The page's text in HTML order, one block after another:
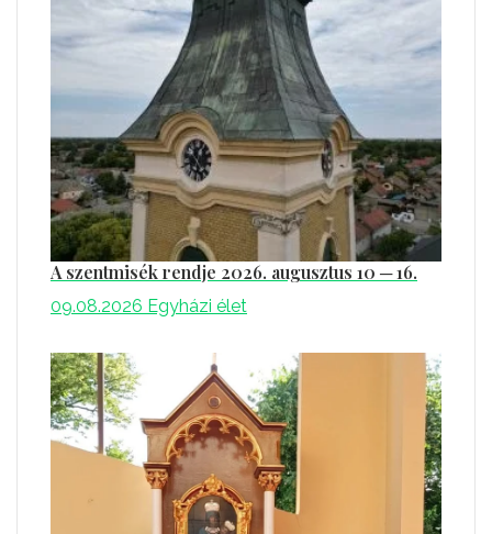
A szentmisék rendje 2026. augusztus 10 ─ 16.
09.08.2026 Egyházi élet